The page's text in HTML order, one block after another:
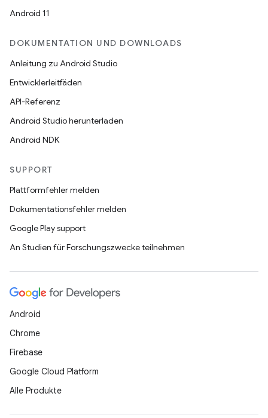
Android 11
DOKUMENTATION UND DOWNLOADS
Anleitung zu Android Studio
Entwicklerleitfäden
API-Referenz
Android Studio herunterladen
Android NDK
SUPPORT
Plattformfehler melden
Dokumentationsfehler melden
Google Play support
An Studien für Forschungszwecke teilnehmen
Android
Chrome
Firebase
Google Cloud Platform
Alle Produkte